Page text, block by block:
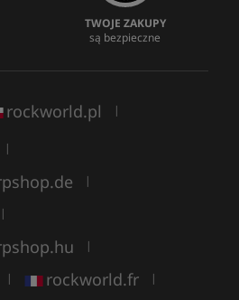
TWOJE ZAKUPY
są bezpieczne
rockworld.pl |
|
|
|
|
| rockworld.fr |